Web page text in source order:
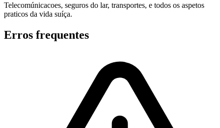
Telecomúnicacoes, seguros do lar, transportes, e todos os aspetos
praticos da vida suíça.
Erros frequentes